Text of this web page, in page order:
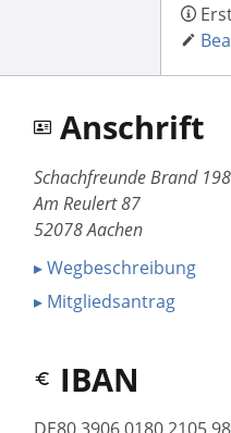
Anschrift
Schachfreunde Brand
Am Reulert 87
52078 Aachen
▸ Wegbeschreibung
▸ Mitgliedsantrag
IBAN